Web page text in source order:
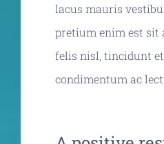
lacus mauris
pretium enim est sit
felis nisl, tincidunt
condimentum ac